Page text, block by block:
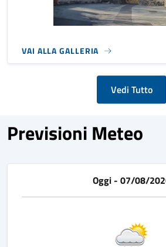
VAI ALLA GALLERIA
Vedi Tutto
Previsioni Meteo
Oggi - 07/08/